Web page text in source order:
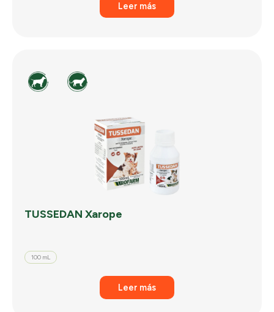
Leer más
TUSSEDAN Xarope
100 mL
Leer más